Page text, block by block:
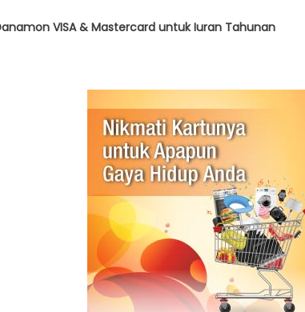
Danamon
VISA & Mastercard untuk Iuran Tahunan